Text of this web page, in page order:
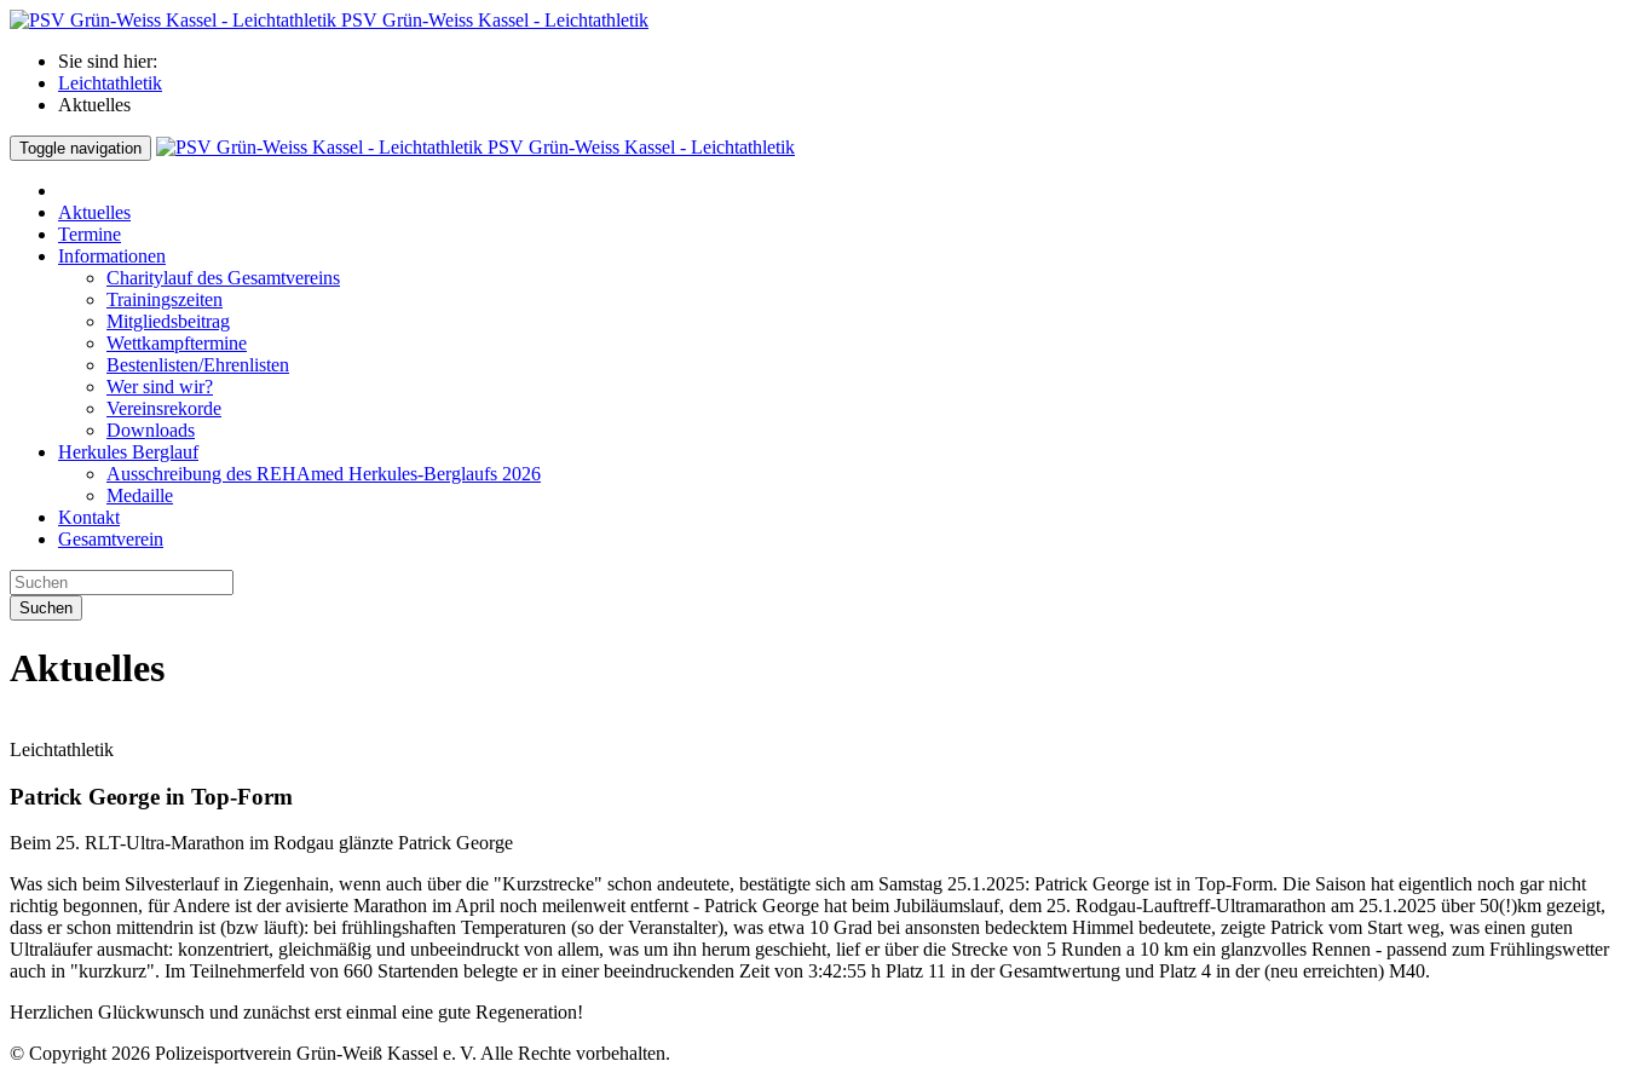
PSV Grün-Weiss Kassel - Leichtathletik
Sie sind hier:
Leichtathletik
Aktuelles
Toggle navigation PSV Grün-Weiss Kassel - Leichtathletik
Aktuelles
Termine
Informationen
Charitylauf des Gesamtvereins
Trainingszeiten
Mitgliedsbeitrag
Wettkampftermine
Bestenlisten/Ehrenlisten
Wer sind wir?
Vereinsrekorde
Downloads
Herkules Berglauf
Ausschreibung des REHAmed Herkules-Berglaufs 2026
Medaille
Kontakt
Gesamtverein
Suchen
Aktuelles
Leichtathletik
Patrick George in Top-Form
Beim 25. RLT-Ultra-Marathon im Rodgau glänzte Patrick George
Was sich beim Silvesterlauf in Ziegenhain, wenn auch über die "Kurzstrecke" schon andeutete, bestätigte sich am Samstag 25.1.2025: Patrick George ist in Top-Form. Die Saison hat eigentlich noch gar nicht
richtig begonnen, für Andere ist der avisierte Marathon im April noch meilenweit entfernt - Patrick George hat beim Jubiläumslauf, dem 25. Rodgau-Lauftreff-Ultramarathon am 25.1.2025 über 50(!)km gezeigt,
dass er schon mittendrin ist (bzw läuft): bei frühlingshaften Temperaturen (so der Veranstalter), was etwa 10 Grad bei ansonsten bedecktem Himmel bedeutete, zeigte Patrick vom Start weg, was einen guten
Ultraläufer ausmacht: konzentriert, gleichmäßig und unbeeindruckt von allem, was um ihn herum geschieht, lief er über die Strecke von 5 Runden a 10 km ein glanzvolles Rennen - passend zum Frühlingswetter
auch in "kurzkurz". Im Teilnehmerfeld von 660 Startenden belegte er in einer beeindruckenden Zeit von 3:42:55 h Platz 11 in der Gesamtwertung und Platz 4 in der (neu erreichten) M40.
Herzlichen Glückwunsch und zunächst erst einmal eine gute Regeneration!
© Copyright 2026 Polizeisportverein Grün-Weiß Kassel e. V. Alle Rechte vorbehalten.